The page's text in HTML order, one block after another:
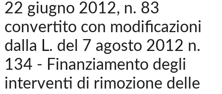
22 giugno 2012, n. 83
convertito con modificazioni
dalla L. del 7 agosto 2012 n.
134 - Finanziamento degli
interventi di rimozione delle